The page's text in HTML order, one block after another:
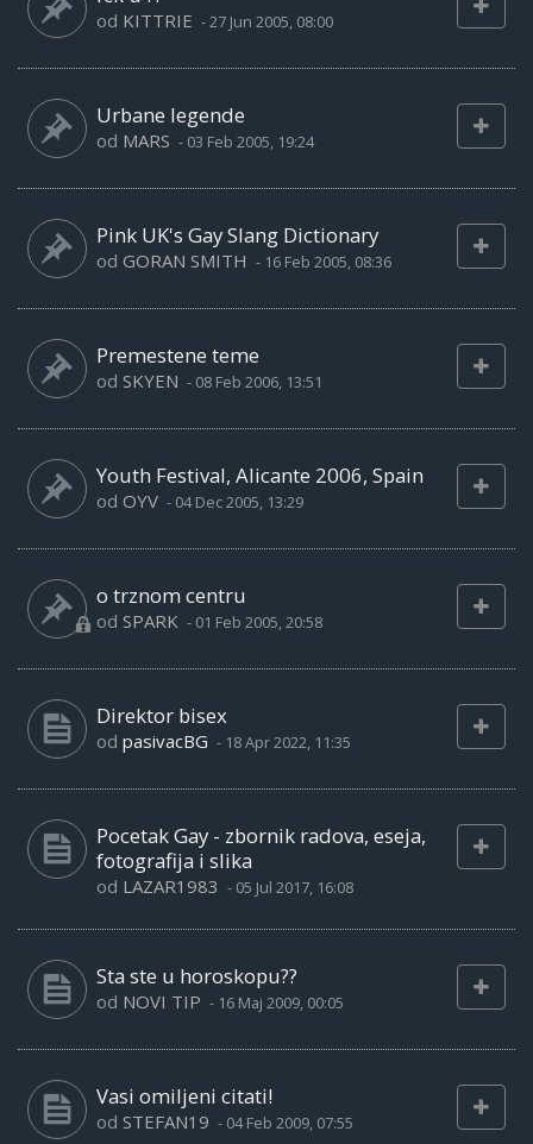
od KITTRIE -27 Jun 2005, 08:00
Urbane legende
od MARS - 03 Feb 2005, 19:24
Pink UK's Gay Slang Dictionary
od GORAN SMITH - 16 Feb 2005, 08:36
Premestene teme
od SKYEN - 08 Feb 2006, 13:51
Youth Festival, Alicante 2006, Spain
od OYV - 04 Dec 2005, 13:29
o trznom centru
od SPARK - 01 Feb 2005, 20:58
Direktor bisex
od pasivacBG - 18 Apr 2022, 11:35
Pocetak Gay - zbornik radova, eseja,
fotografija i slika
od LAZAR1983 - 05 Jul 2017, 16:08
Sta ste u horoskopu??
od NOVI TIP - 16 Maj 2009, 00:05
Vasi omiljeni citati!
od STEFAN19 - 04 Feb 2009, 07:55